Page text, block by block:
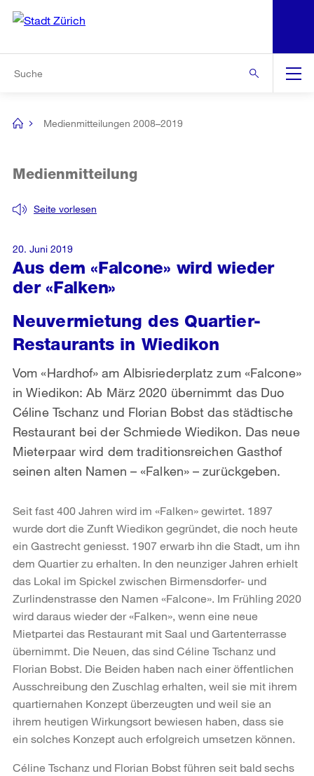
Navigation
[no
Medienmitteilungen 2008–2019
Aus dem «Falcone» wird wieder
der «Falken»
Seite vorlesen
Medienmitteilung
Neuvermietung des Quartier-
Restaurants in Wiedikon
Vom «Hardhof» am Albisriederplatz zum «Falcone»
in Wiedikon: Ab März 2020 übernimmt das Duo
Céline Tschanz und Florian Bobst das städtische
Restaurant bei der Schmiede Wiedikon. Das neue
Mieterpaar wird dem traditionsreichen Gasthof
seinen alten Namen – «Falken» – zurückgeben.
20. Juni 2019
Seit fast 400 Jahren wird im «Falken» gewirtet. 1897
wurde dort die Zunft Wiedikon gegründet, die noch heute
ein Gastrecht geniesst. 1907 erwarb ihn die Stadt, um ihn
dem Quartier zu erhalten. In den neunziger Jahren erhielt
das Lokal im Spickel zwischen Birmensdorfer- und
Zurlindenstrasse den Namen «Falcone». Im Frühling 2020
wird daraus wieder der «Falken», wenn eine neue
Mietpartei das Restaurant mit Saal und Gartenterrasse
übernimmt. Die Neuen, das sind Céline Tschanz und
Florian Bobst. Die Beiden haben nach einer öffentlichen
Ausschreibung den Zuschlag erhalten, weil sie mit ihrem
quartiernahen Konzept überzeugten und weil sie an
ihrem heutigen Wirkungsort bewiesen haben, dass sie
ein solches Konzept auch erfolgreich umsetzen können.
Céline Tschanz und Florian Bobst führen seit bald sechs